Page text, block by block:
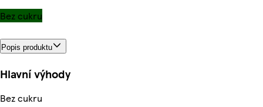
Bez cukru
Popis produktu
Hlavní výhody
Bez cukru